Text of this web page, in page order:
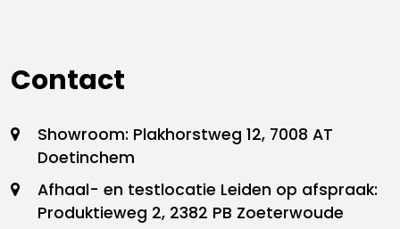
Contact
Showroom: Plakhorstweg 12, 7008 AT
Doetinchem
Afhaal- en testlocatie Leiden op afspraak:
Produktieweg 2, 2382 PB Zoeterwoude